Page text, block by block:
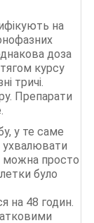
на
доза
курсу
тричі.
Препарати
у те саме
ухвалювати
можна просто
було
на 48 годин.